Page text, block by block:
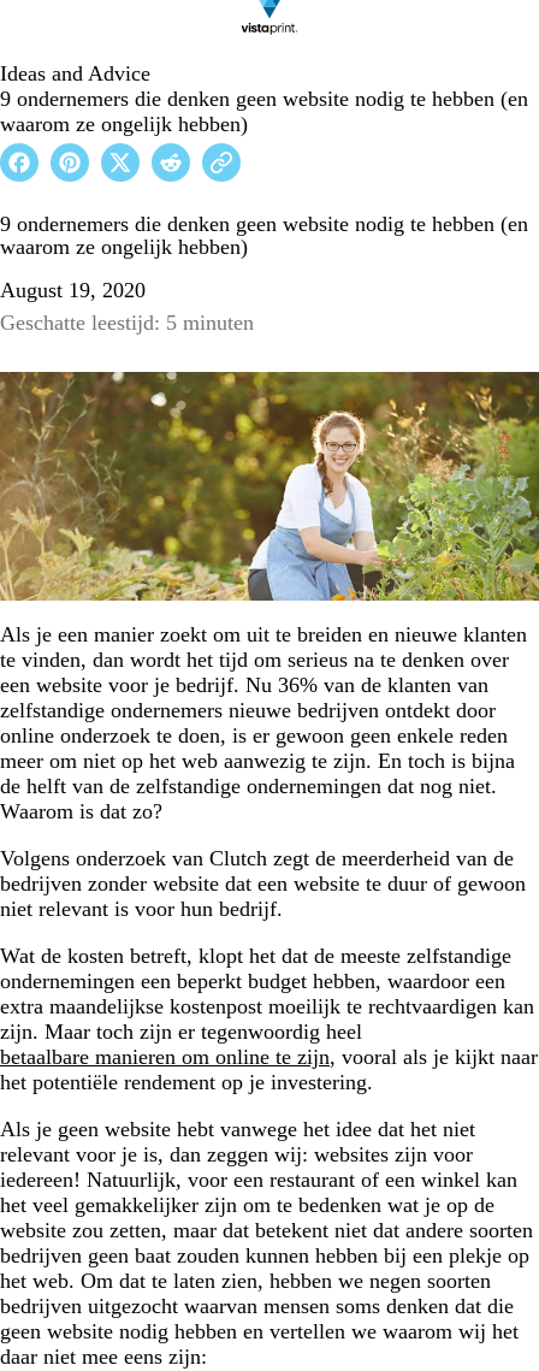
Ideas and Advice
9 ondernemers die denken geen website nodig te hebben (en
waarom ze ongelijk hebben)
9 ondernemers die denken geen website nodig te hebben (en
waarom ze ongelijk hebben)
August 19, 2020
Geschatte leestijd: 5 minuten
Als je een manier zoekt om uit te breiden en nieuwe klanten
te vinden, dan wordt het tijd om serieus na te denken over
een website voor je bedrijf. Nu 36% van de klanten van
zelfstandige ondernemers nieuwe bedrijven ontdekt door
online onderzoek te doen, is er gewoon geen enkele reden
meer om niet op het web aanwezig te zijn. En toch is bijna
de helft van de zelfstandige ondernemingen dat nog niet.
Waarom is dat zo?
Volgens onderzoek van Clutch zegt de meerderheid van de
bedrijven zonder website dat een website te duur of gewoon
niet relevant is voor hun bedrijf.
Wat de kosten betreft, klopt het dat de meeste zelfstandige
ondernemingen een beperkt budget hebben, waardoor een
extra maandelijkse kostenpost moeilijk te rechtvaardigen kan
zijn. Maar toch zijn er tegenwoordig heel
betaalbare manieren om online te zijn, vooral als je kijkt naar
het potentiële rendement op je investering.
Als je geen website hebt vanwege het idee dat het niet
relevant voor je is, dan zeggen wij: websites zijn voor
iedereen! Natuurlijk, voor een restaurant of een winkel kan
het veel gemakkelijker zijn om te bedenken wat je op de
website zou zetten, maar dat betekent niet dat andere soorten
bedrijven geen baat zouden kunnen hebben bij een plekje op
het web. Om dat te laten zien, hebben we negen soorten
bedrijven uitgezocht waarvan mensen soms denken dat die
geen website nodig hebben en vertellen we waarom wij het
daar niet mee eens zijn: